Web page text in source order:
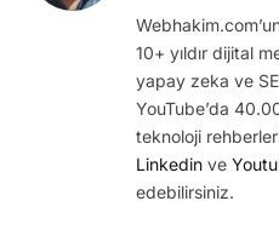
10+ yıldır dijital
yapay zeka ve
YouTube’da
teknoloji
Linkedin ve
edebilirsiniz.